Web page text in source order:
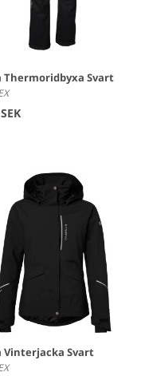
Thermoridbyxa Svart
Vinterjacka Svart